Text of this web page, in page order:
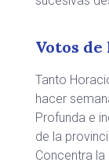
Votos
Tanto
hacer
Profunda e
de la
Concentra